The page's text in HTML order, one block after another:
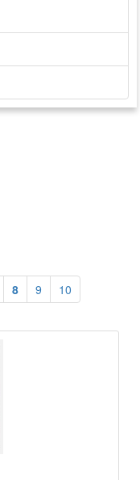
8 9 10